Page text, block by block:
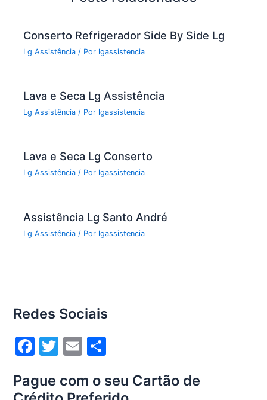
k
Conserto Refrigerador Side By Side Lg
Lg Assistência / Por lgassistencia
Lava e Seca Lg Assistência
Lg Assistência / Por lgassistencia
Lava e Seca Lg Conserto
Lg Assistência / Por lgassistencia
Assistência Lg Santo André
Lg Assistência / Por lgassistencia
Redes Sociais
F
c
T
itt
E
ai ar
Pague com o seu Cartão de